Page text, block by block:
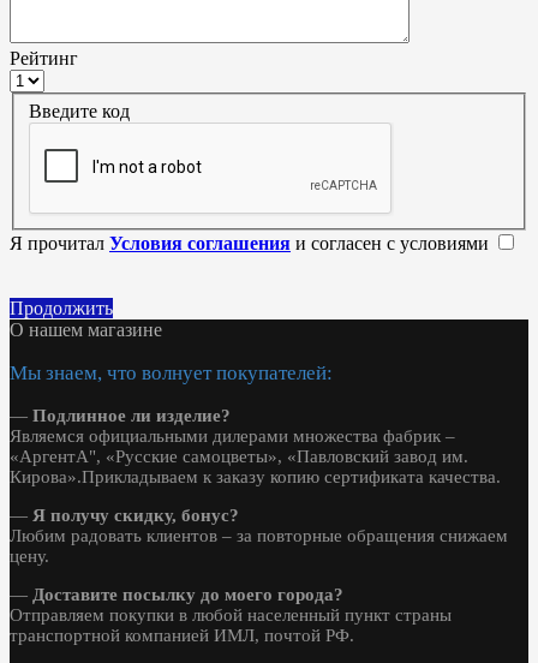
Рейтинг
Введите код
Я прочитал Условия соглашения и согласен с условиями
Продолжить
О нашем магазине
Мы знаем, что волнует покупателей:
— Подлинное ли изделие?
Являемся официальными дилерами множества фабрик –
«АргентА", «Русские самоцветы», «Павловский завод им.
Кирова».Прикладываем к заказу копию сертификата качества.
— Я получу скидку, бонус?
Любим радовать клиентов – за повторные обращения снижаем
цену.
— Доставите посылку до моего города?
Отправляем покупки в любой населенный пункт страны
транспортной компанией ИМЛ, почтой РФ.